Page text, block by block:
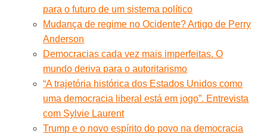
para o futuro de um sistema político
Mudança de regime no Ocidente? Artigo de Perry
Anderson
Democracias cada vez mais imperfeitas. O
mundo deriva para o autoritarismo
“A trajetória histórica dos Estados Unidos como
uma democracia liberal está em jogo”. Entrevista
com Sylvie Laurent
Trump e o novo espírito do povo na democracia